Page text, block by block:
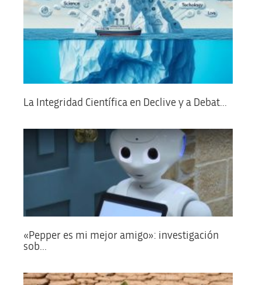
La Integridad Científica en Declive y a Debat...
«Pepper es mi mejor amigo»: investigación
sob...